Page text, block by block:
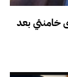
خامنئي بعد